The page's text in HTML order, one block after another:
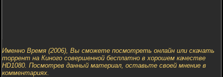
Именно Время (2006), Вы сможете посмотреть онлайн или скачать
торрент на Киного совершенной бесплатно в хорошем качестве
HD1080. Посмотрев данный материал, оставьте своей мнение в
комментариях.